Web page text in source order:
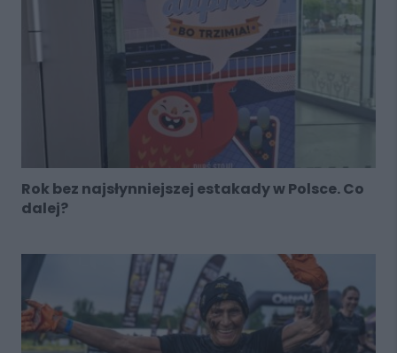
Rok bez najsłynniejszej estakady w Polsce. Co
dalej?